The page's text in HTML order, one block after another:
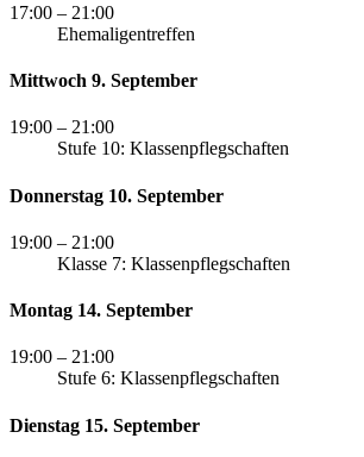
17:00 – 21:00
Ehemaligentreffen
Mittwoch 9. September
19:00 – 21:00
Stufe 10: Klassenpflegschaften
Donnerstag 10. September
19:00 – 21:00
Klasse 7: Klassenpflegschaften
Montag 14. September
19:00 – 21:00
Stufe 6: Klassenpflegschaften
Dienstag 15. September